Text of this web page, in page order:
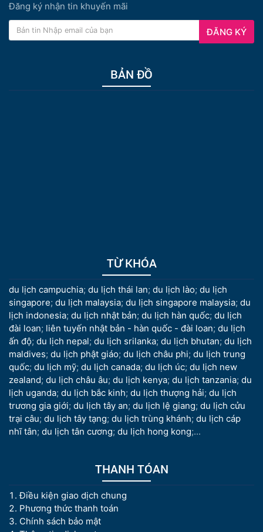
Đăng ký nhận tin khuyến mãi
ĐĂNG KÝ
BẢN ĐỒ
TỪ KHÓA
du lịch campuchia; du lịch thái lan; du lịch lào; du lịch
singapore; du lịch malaysia; du lịch singapore malaysia; du
lịch indonesia; du lịch nhật bản; du lịch hàn quốc; du lịch
đài loan; liên tuyến nhật bản - hàn quốc - đài loan; du lịch
ấn độ; du lịch nepal; du lịch srilanka; du lịch bhutan; du lịch
maldives; du lịch phật giáo; du lịch châu phi; du lịch trung
quốc; du lịch mỹ; du lịch canada; du lịch úc; du lịch new
zealand; du lịch châu âu; du lịch kenya; du lịch tanzania; du
lịch uganda; du lịch bắc kinh; du lịch thượng hải; du lịch
trương gia giới; du lịch tây an; du lịch lệ giang; du lịch cửu
trại câu; du lịch tây tạng; du lịch trùng khánh; du lịch cáp
nhĩ tân; du lịch tân cương; du lịch hong kong;...
THANH TÓAN
Điều kiện giao dịch chung
Phương thức thanh toán
Chính sách bảo mật